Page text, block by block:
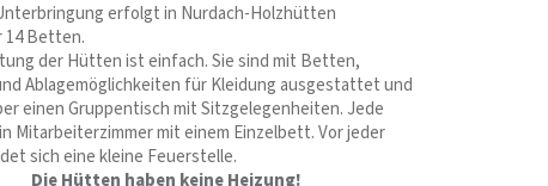
erfolgt in Nurdach-Holzhütten
14 Betten.
der Hütten ist einfach. Sie sind mit Betten,
Ablagemöglichkeiten für Kleidung ausgestattet und
einen Gruppentisch mit Sitzgelegenheiten. Jede
Mitarbeiterzimmer mit einem Einzelbett. Vor jeder
sich eine kleine Feuerstelle.
Die Hütten haben keine Heizung!